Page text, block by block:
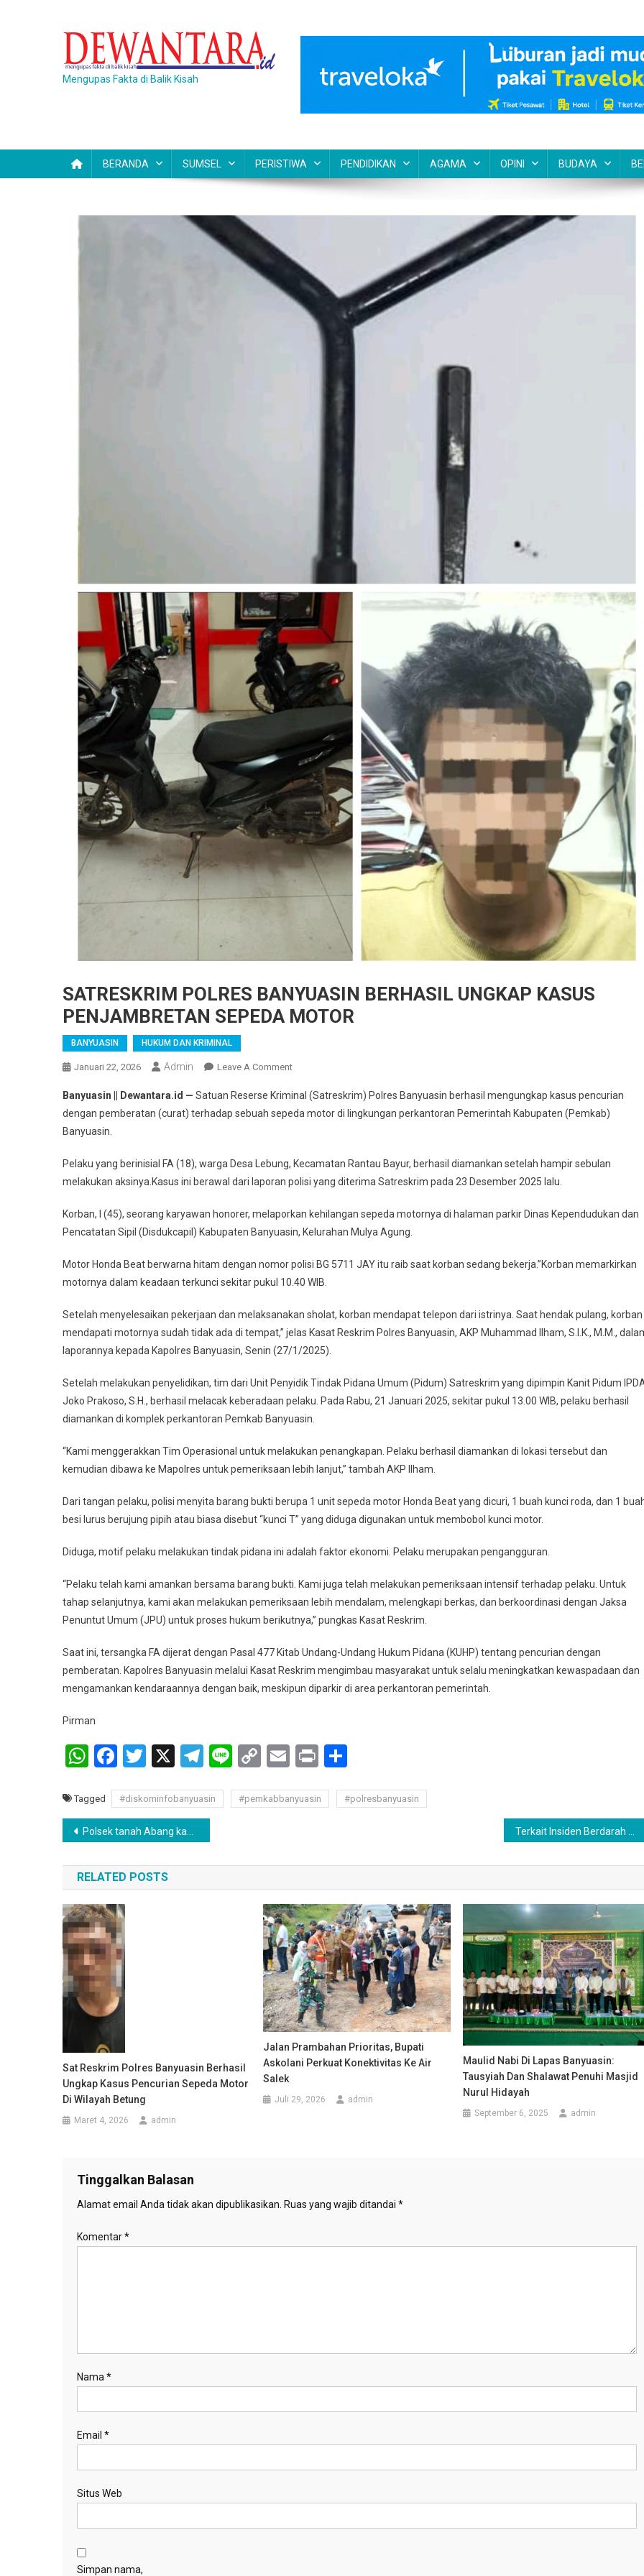
Mengupas Fakta di Balik Kisah
BERANDA SUMSEL PERISTIWA PENDIDIKAN AGAMA OPINI BUDAYA
SATRESKRIM POLRES BANYUASIN BERHASIL UNGKAP KASUS
PENJAMBRETAN SEPEDA MOTOR
BANYUASIN HUKUM DAN KRIMINAL
Januari 22, 2026 Admin Leave A CommentOn
POLRES
BANYUASIN
KASUS
PENJAMBRETAN
MOTOR
Banyuasin || Dewantara.id — Satuan Reserse Kriminal (Satreskrim) Polres Banyuasin berhasil mengungkap kasus pencurian
dengan pemberatan (curat) terhadap sebuah sepeda motor di lingkungan perkantoran Pemerintah Kabupaten (Pemkab)
Banyuasin.
Pelaku yang berinisial FA (18), warga Desa Lebung, Kecamatan Rantau Bayur, berhasil diamankan setelah hampir sebulan
melakukan aksinya.Kasus ini berawal dari laporan polisi yang diterima Satreskrim pada 23 Desember 2025 lalu.
Korban, I (45), seorang karyawan honorer, melaporkan kehilangan sepeda motornya di halaman parkir Dinas Kependudukan dan
Pencatatan Sipil (Disdukcapil) Kabupaten Banyuasin, Kelurahan Mulya Agung.
Motor Honda Beat berwarna hitam dengan nomor polisi BG 5711 JAY itu raib saat korban sedang bekerja.”Korban memarkirkan
motornya dalam keadaan terkunci sekitar pukul 10.40 WIB.
Setelah menyelesaikan pekerjaan dan melaksanakan sholat, korban mendapat telepon dari istrinya. Saat hendak pulang, korban
mendapati motornya sudah tidak ada di tempat,” jelas Kasat Reskrim Polres Banyuasin, AKP Muhammad Ilham, S.I.K., M.M.,
laporannya kepada Kapolres Banyuasin, Senin (27/1/2025).
Setelah melakukan penyelidikan, tim dari Unit Penyidik Tindak Pidana Umum (Pidum) Satreskrim yang dipimpin Kanit Pidum
Joko Prakoso, S.H., berhasil melacak keberadaan pelaku. Pada Rabu, 21 Januari 2025, sekitar pukul 13.00 WIB, pelaku berhasil
diamankan di komplek perkantoran Pemkab Banyuasin.
“Kami menggerakkan Tim Operasional untuk melakukan penangkapan. Pelaku berhasil diamankan di lokasi tersebut dan
kemudian dibawa ke Mapolres untuk pemeriksaan lebih lanjut,” tambah AKP Ilham.
Dari tangan pelaku, polisi menyita barang bukti berupa 1 unit sepeda motor Honda Beat yang dicuri, 1 buah kunci roda, dan 1
besi lurus berujung pipih atau biasa disebut “kunci T” yang diduga digunakan untuk membobol kunci motor.
Diduga, motif pelaku melakukan tindak pidana ini adalah faktor ekonomi. Pelaku merupakan pengangguran.
“Pelaku telah kami amankan bersama barang bukti. Kami juga telah melakukan pemeriksaan intensif terhadap pelaku. Untuk
tahap selanjutnya, kami akan melakukan pemeriksaan lebih mendalam, melengkapi berkas, dan berkoordinasi dengan Jaksa
Penuntut Umum (JPU) untuk proses hukum berikutnya,” pungkas Kasat Reskrim.
Saat ini, tersangka FA dijerat dengan Pasal 477 Kitab Undang-Undang Hukum Pidana (KUHP) tentang pencurian dengan
pemberatan. Kapolres Banyuasin melalui Kasat Reskrim mengimbau masyarakat untuk selalu meningkatkan kewaspadaan dan
mengamankan kendaraannya dengan baik, meskipun diparkir di area perkantoran pemerintah.
Pirman
WhatsApp
Facebook
Twitter
X Telegram
LineCopyEmail
Print
Tagged #diskominfobanyuasin #pemkabbanyuasin #polresbanyuasin
Navigasi
pos
Polsek tanah Abang kabupaten Pali membongkar praktik penggelapan ayam dengan modus Terkait Insiden Berdarah di Desa Sungai Ibul, Kapolres PALI Himbau Warga Tetap Tenang dan Tidak Terprovokasi
RELATED POSTS
Sat Reskrim Polres Banyuasin Berhasil
Ungkap Kasus Pencurian Sepeda Motor
Di Wilayah Betung
Maret 4, 2026 admin
Jalan Prambahan Prioritas, Bupati
Askolani Perkuat Konektivitas Ke Air
Salek
Juli 29, 2026 admin
Maulid Nabi Di Lapas Banyuasin:
Tausyiah Dan Shalawat Penuhi Masjid
Nurul Hidayah
September 6, 2025 admin
Tinggalkan Balasan
Alamat email Anda tidak akan dipublikasikan. Ruas yang wajib ditandai *
Komentar*
Nama*
Email *
Situs Web
Simpan nama,